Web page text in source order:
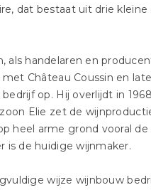
dat bestaat uit drie
handelaren en
Château Coussin en
op. Hij overlijdt in
Elie zet de
heel arme grond vooral
is de huidige wijnmaker.
wijze wijnbouw